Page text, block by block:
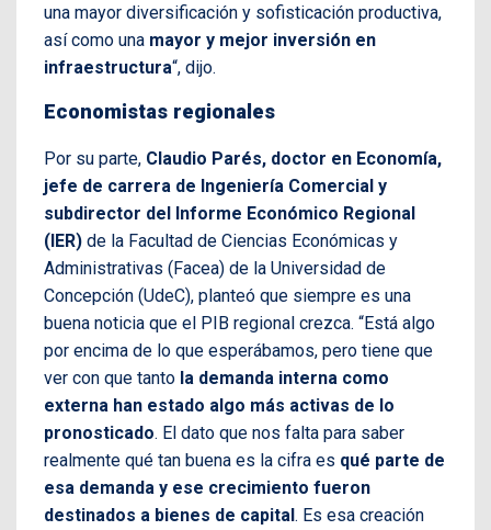
una mayor diversificación y sofisticación productiva,
así como una mayor y mejor inversión en
infraestructura“, dijo.
Economistas regionales
Por su parte, Claudio Parés, doctor en Economía,
jefe de carrera de Ingeniería Comercial y
subdirector del Informe Económico Regional
(IER) de la Facultad de Ciencias Económicas y
Administrativas (Facea) de la Universidad de
Concepción (UdeC), planteó que siempre es una
buena noticia que el PIB regional crezca. “Está algo
por encima de lo que esperábamos, pero tiene que
ver con que tanto la demanda interna como
externa han estado algo más activas de lo
pronosticado. El dato que nos falta para saber
realmente qué tan buena es la cifra es qué parte de
esa demanda y ese crecimiento fueron
destinados a bienes de capital. Es esa creación